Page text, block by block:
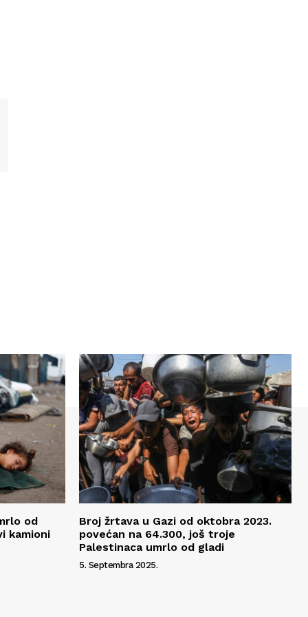
od
kamioni
Broj žrtava u Gazi od oktobra 2023.
povećan na 64.300, još troje
Palestinaca umrlo od gladi
5. Septembra 2025.